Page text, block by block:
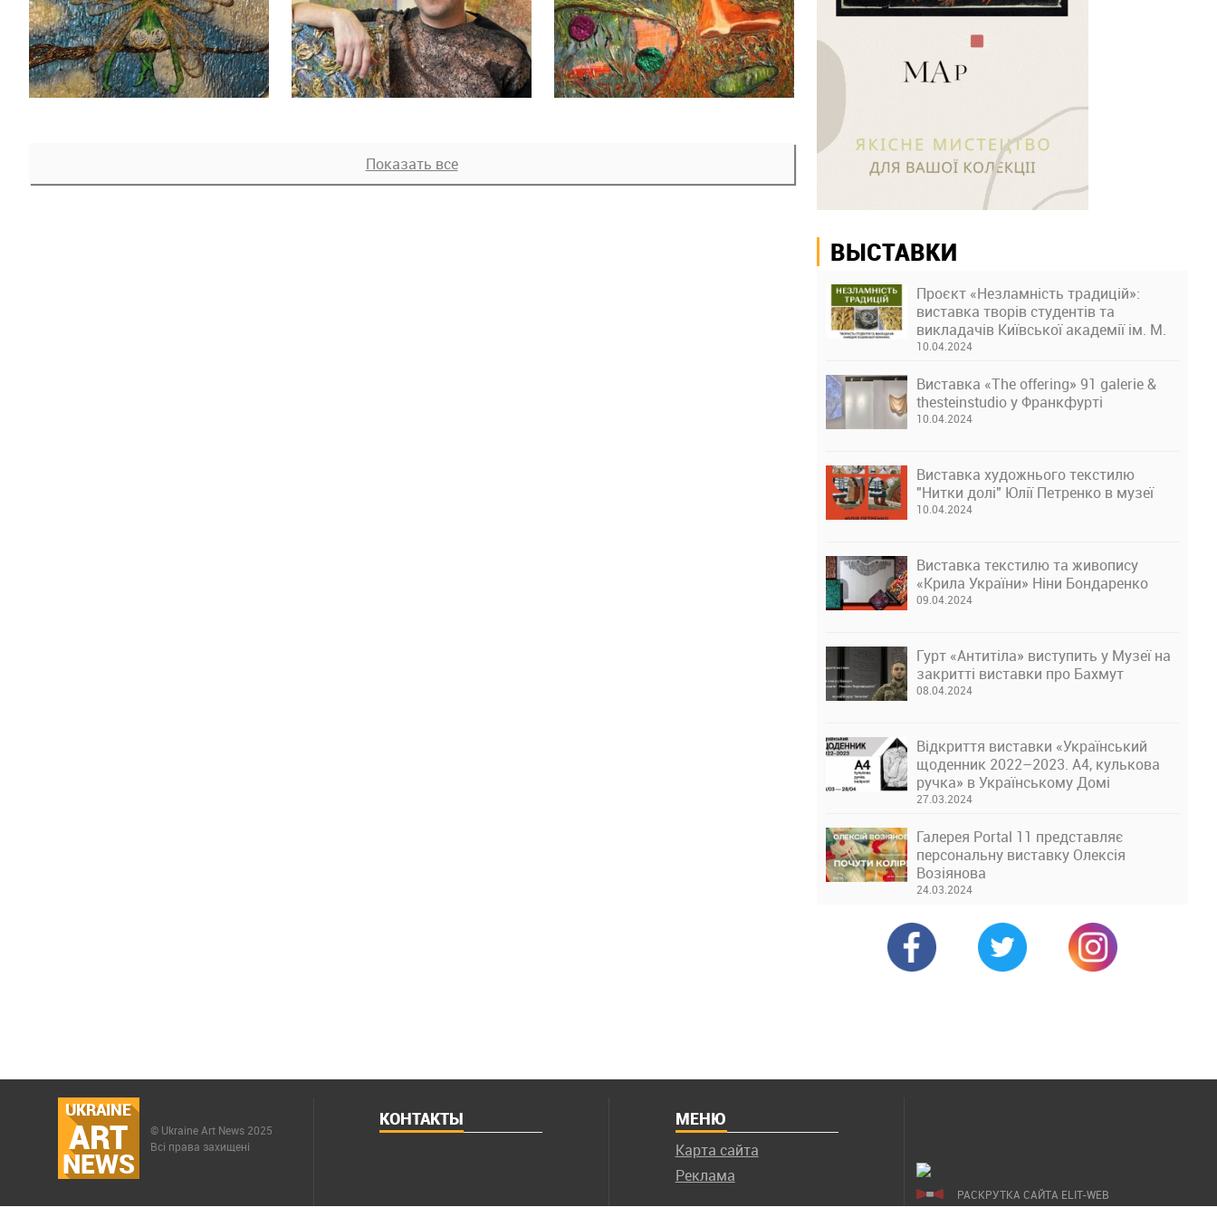
Показать все
ВЫСТАВКИ
Проєкт «Незламність традицій»:
виставка творів студентів та
викладачів Київської академії ім. М.
Бойчука
10.04.2024
Виставка «The offering» 91 galerie &
thesteinstudio у Франкфурті
10.04.2024
Виставка художнього текстилю
"Нитки долі" Юлії Петренко в музеї
10.04.2024
Виставка текстилю та живопису
«Крила України» Ніни Бондаренко
09.04.2024
Гурт «Антитіла» виступить у Музеї на
закритті виставки про Бахмут
08.04.2024
Відкриття виставки «Український
щоденник 2022–2023. А4, кулькова
ручка» в Українському Домі
27.03.2024
Галерея Portal 11 представляє
персональну виставку Олексія
Возіянова
24.03.2024
UKRAINE
ART
NEWS
© Ukraine Art News 2025
Всі права захищені
КОНТАКТЫ МЕНЮ
Карта сайта
Реклама
РАСКРУТКА САЙТА ELIT-WEB